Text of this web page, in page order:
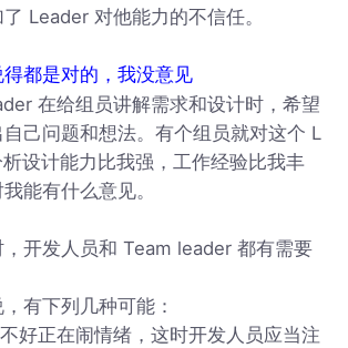
Leader 对他能力的不信任。
都是对的，我没意见
在给组员讲解需求和设计时，希望
己问题和想法。有个组员就对这个 L
设计能力比我强，工作经验比我丰
能有什么意见。
开发人员和 Team leader 都有需要
有下列几种可能：
好正在闹情绪，这时开发人员应当注